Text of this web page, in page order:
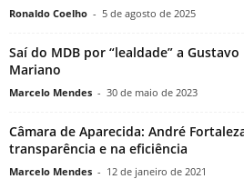
Ronaldo Coelho - 5 de agosto de 2025
Saí do MDB por “lealdade” a
Mariano
Marcelo Mendes - 30 de maio de 2023
Câmara de Aparecida: André
transparência e na eficiência
Marcelo Mendes - 12 de janeiro de 2021